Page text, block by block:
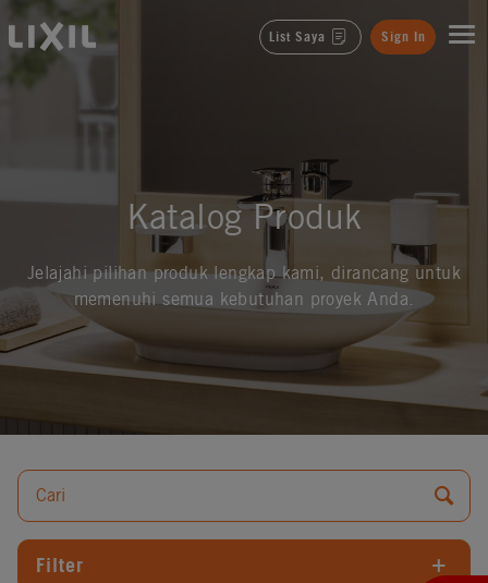
LIXIL List Saya Sign In
Katalog Produk
Jelajahi pilihan produk lengkap kami, dirancang untuk
memenuhi semua kebutuhan proyek Anda.
Filter